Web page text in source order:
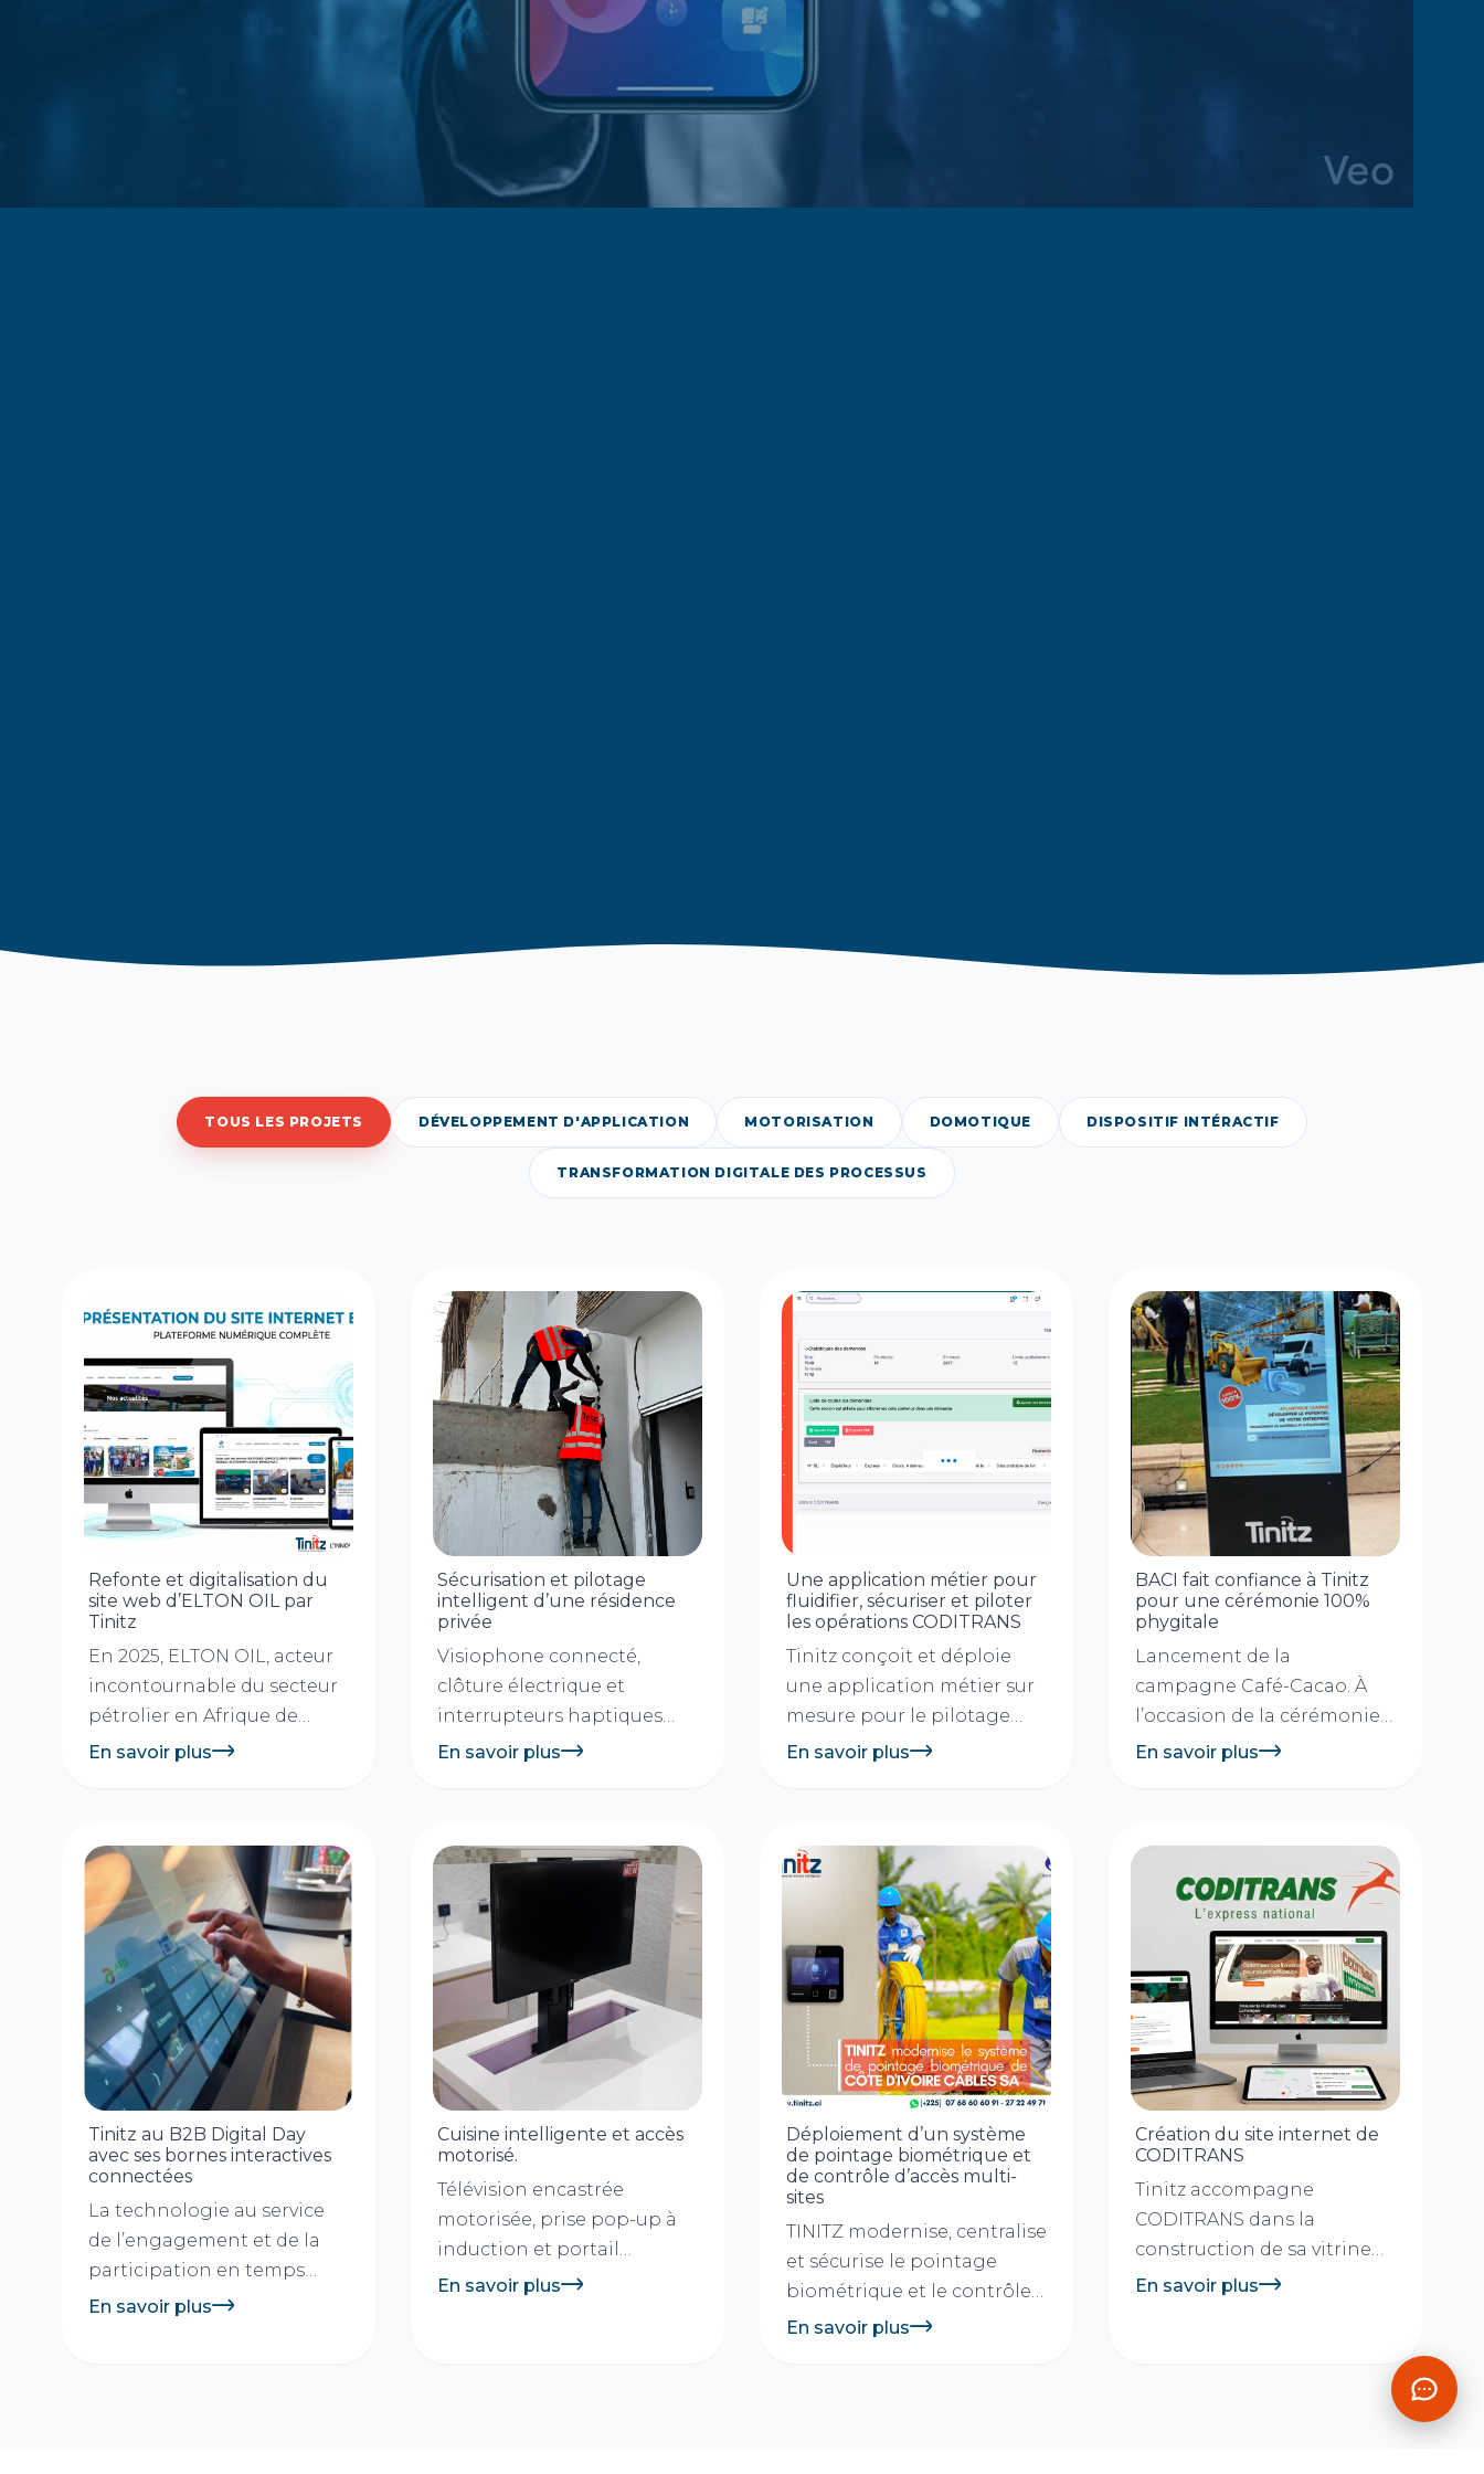
TOUS LES PROJETS DÉVELOPPEMENT D'APPLICATION MOTORISATION DOMOTIQUE DISPOSITIF INTÉRACTIF
TRANSFORMATION DIGITALE DES PROCESSUS
Refonte et digitalisation du
site web d’ELTON OIL par
Tinitz
En 2025, ELTON OIL, acteur
incontournable du secteur
pétrolier en Afrique de
l’Ouest, a engagé...
En savoir plus
Sécurisation et pilotage
intelligent d’une résidence
privée
Visiophone connecté,
clôture électrique et
interrupteurs haptiques
intelligents. 1. Contexte Un
En savoir plus
Une application métier pour
fluidifier, sécuriser et piloter
les opérations CODITRANS
Tinitz conçoit et déploie
une application métier sur
mesure pour le pilotage
national des opérations...
En savoir plus
BACI fait confiance à Tinitz
pour une cérémonie 100%
phygitale
Lancement de la
campagne Café-Cacao. À
l’occasion de la cérémonie
de lancement de sa
En savoir plus
Tinitz au B2B Digital Day
avec ses bornes interactives
connectées
La technologie au service
de l’engagement et de la
participation en temps
réel.1. ContexteCréé par...
En savoir plus
Cuisine intelligente et accès
motorisé.
Télévision encastrée
motorisée, prise pop-up à
induction et portail
motorisé. 1. Contexte Un
En savoir plus
Déploiement d’un système
de pointage biométrique et
de contrôle d’accès multi-
sites
TINITZ modernise, centralise
et sécurise le pointage
biométrique et le contrôle
d’accès multi-sites de CÔTE...
En savoir plus
Création du site internet de
CODITRANS
Tinitz accompagne
CODITRANS dans la
construction de sa vitrine
digitale et pose les bases
En savoir plus